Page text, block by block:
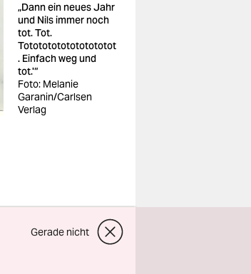
„Dann ein neues Jahr
und Nils immer noch
tot. Tot.
Totototototototototot
. Einfach weg und
tot.'“
Foto: Melanie
Garanin/Carlsen
Verlag
Gerade nicht